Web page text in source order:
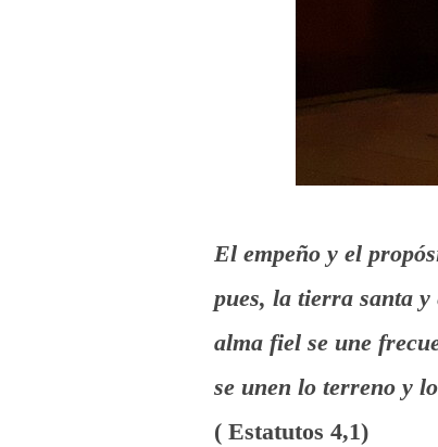
El empeño y el
pues, la tierra santa y
alma fiel se une
se unen lo terreno y
( Estatutos 4,1)